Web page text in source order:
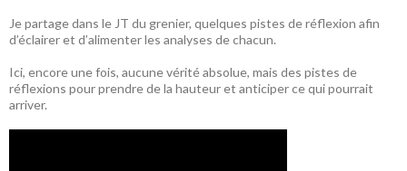
Je partage dans le JT du grenier, quelques pistes de réflexion afin
d’éclairer et d’alimenter les analyses de chacun.
Ici, encore une fois, aucune vérité absolue, mais des pistes de
réflexions pour prendre de la hauteur et anticiper ce qui pourrait
arriver.